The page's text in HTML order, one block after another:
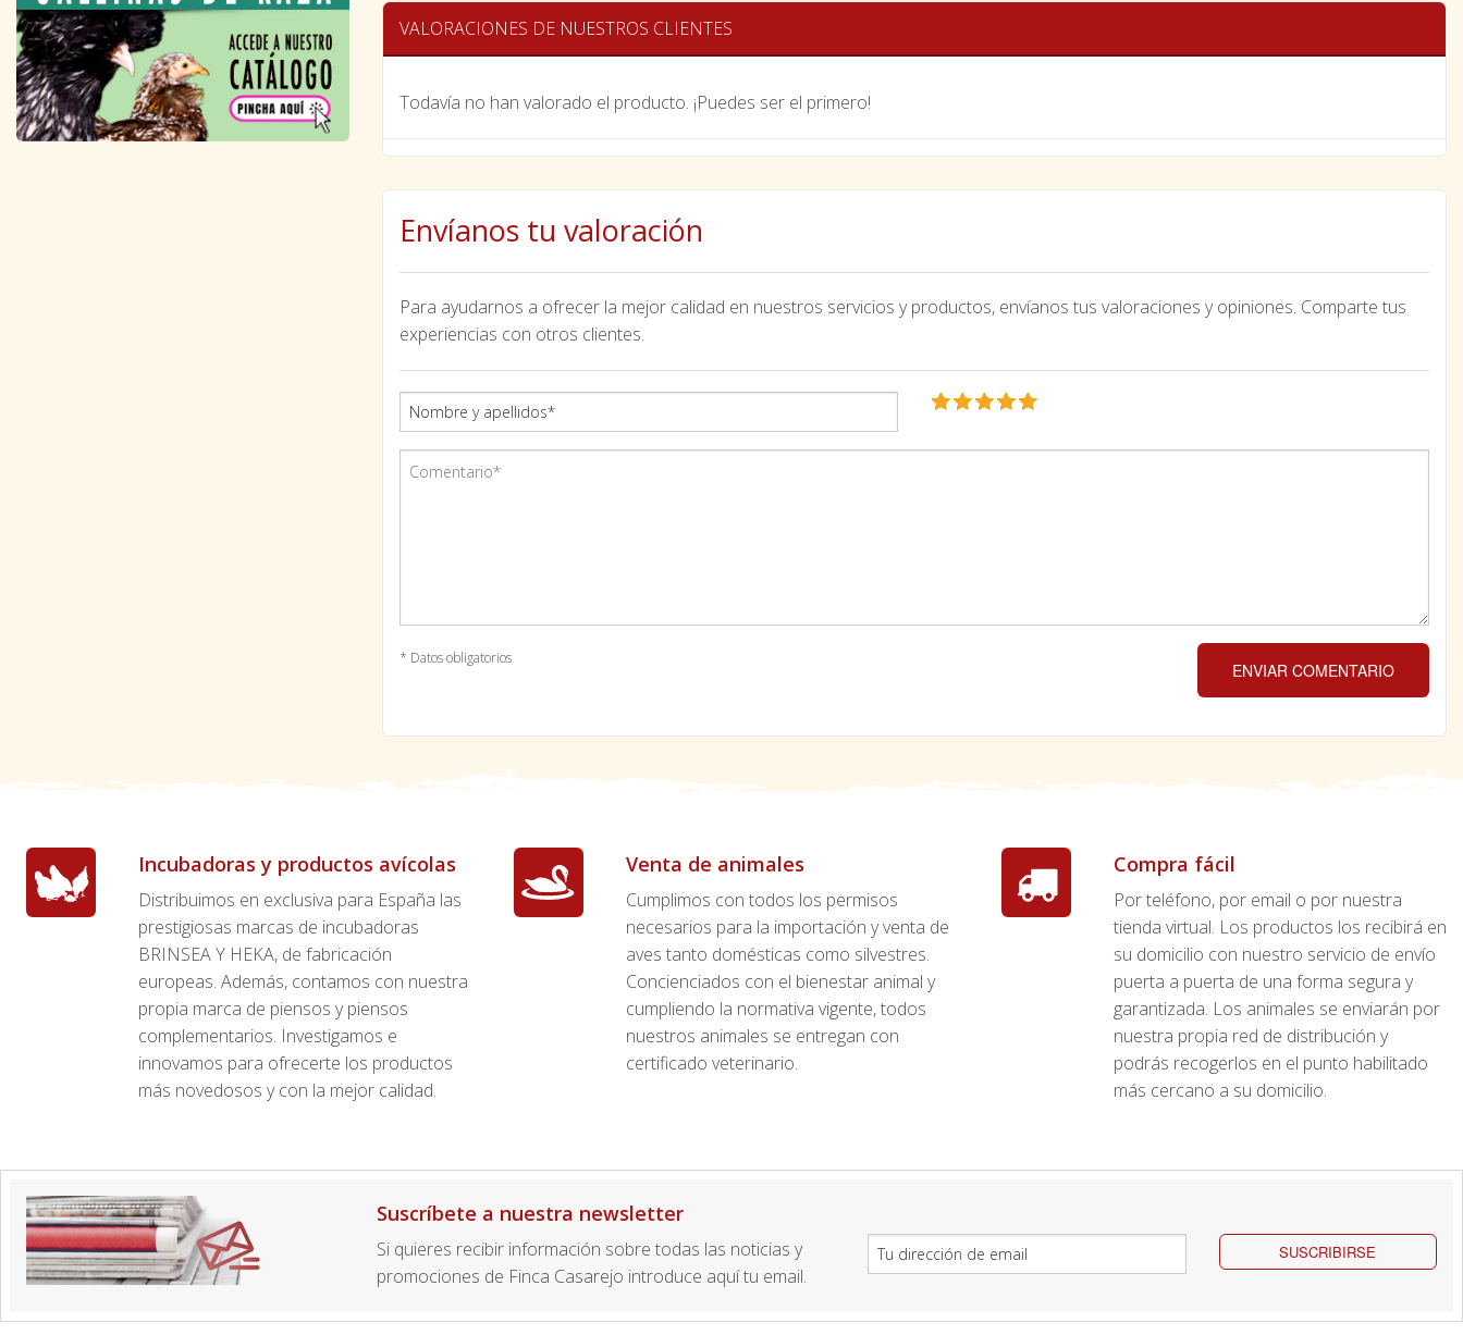
VALORACIONES DE NUESTROS CLIENTES
Todavía no han valorado el producto. ¡Puedes ser el primero!
Envíanos tu valoración
Para ayudarnos a ofrecer la mejor calidad en nuestros servicios y productos, envíanos tus valoraciones y opiniones. Comparte tus
experiencias con otros clientes.
* Datos obligatorios
ENVIAR COMENTARIO
Incubadoras y productos avícolas
Distribuimos en exclusiva para España las
prestigiosas marcas de incubadoras
BRINSEA Y HEKA, de fabricación
europeas. Además, contamos con nuestra
propia marca de piensos y piensos
complementarios. Investigamos e
innovamos para ofrecerte los productos
más novedosos y con la mejor calidad.
Venta de animales
Cumplimos con todos los permisos
necesarios para la importación y venta de
aves tanto domésticas como silvestres.
Concienciados con el bienestar animal y
cumpliendo la normativa vigente, todos
nuestros animales se entregan con
certificado veterinario.
Compra fácil
Por teléfono, por email o por nuestra
tienda virtual. Los productos los recibirá en
su domicilio con nuestro servicio de envío
puerta a puerta de una forma segura y
garantizada. Los animales se enviarán por
nuestra propia red de distribución y
podrás recogerlos en el punto habilitado
más cercano a su domicilio.
Suscríbete a nuestra newsletter
Si quieres recibir información sobre todas las noticias y
promociones de Finca Casarejo introduce aquí tu email.
SUSCRIBIRSE